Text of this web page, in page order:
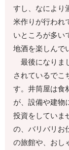
すし、なにより
米作りが行われ
いところが多い
地酒を楽しんで
最後になりま
されているでこ
す。井筒屋は食
が、設備や建物
投資をしていま
の、バリバリお
の旅館や、おし